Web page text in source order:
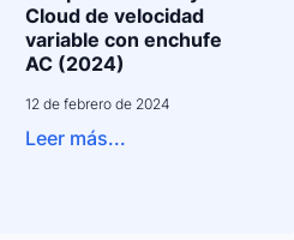
Cloud de velocidad
variable con enchufe
AC (2024)
12 de febrero de 2024
Leer más...